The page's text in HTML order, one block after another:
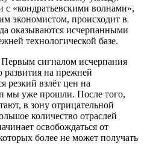
с «кондратьевскими волнами»,
экономистом, происходит в
оказываются исчерпанными
технологической базе.
сигналом исчерпания
развития на прежней
резкий взлёт цен на
мы уже прошли. После того,
в зону отрицательной
количество отраслей
освобождаться от
более не может получать